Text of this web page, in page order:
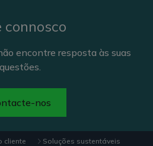
connosco
encontre resposta às suas
questões.
nos
cliente Soluções sustentáveis